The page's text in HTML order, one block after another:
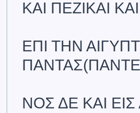
ΚΑΙ ΠΕΖΙΚΑΙ
ΕΠΙ ΤΗΝ
ΝΟΣ ΔΕ ΚΑΙ